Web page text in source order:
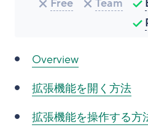
Free Team
Overview
拡張機能を開く方法
拡張機能を操作する方